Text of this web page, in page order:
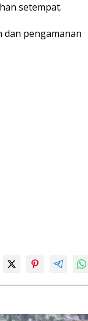
setempat.
dan pengamanan